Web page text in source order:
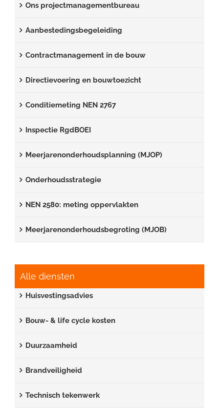
Ons projectmanagementbureau
Aanbestedingsbegeleiding
Contractmanagement in de bouw
Directievoering en bouwtoezicht
Conditiemeting NEN 2767
Inspectie RgdBOEI
Meerjarenonderhoudsplanning (MJOP)
Onderhoudsstrategie
NEN 2580: meting oppervlakten
Meerjarenonderhoudsbegroting (MJOB)
Alle diensten
Huisvestingsadvies
Bouw- & life cycle kosten
Duurzaamheid
Brandveiligheid
Technisch tekenwerk